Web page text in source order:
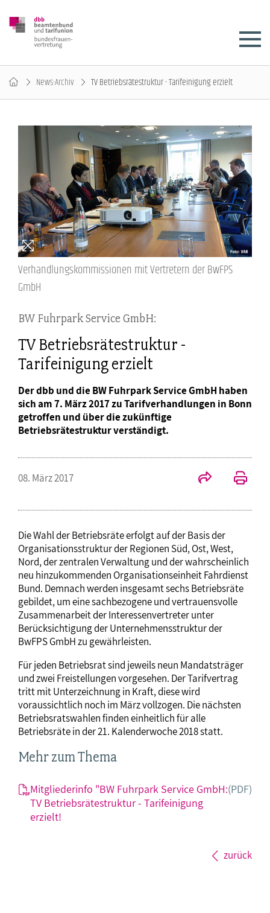
News-Archiv TV Betriebsrätestruktur - Tarifeinigung erzielt
Verhandlungskommissionen mit Vertretern der BwFPS
GmbH
BW Fuhrpark Service GmbH:
TV Betriebsrätestruktur -
Tarifeinigung erzielt
Der dbb und die BW Fuhrpark Service GmbH haben
sich am 7. März 2017 zu Tarifverhandlungen in Bonn
getroffen und über die zukünftige
Betriebsrätestruktur verständigt.
08. März 2017
Die Wahl der Betriebsräte erfolgt auf der Basis der
Organisationsstruktur der Regionen Süd, Ost, West,
Nord, der zentralen Verwaltung und der wahrscheinlich
neu hinzukommenden Organisationseinheit Fahrdienst
Bund. Demnach werden insgesamt sechs Betriebsräte
gebildet, um eine sachbezogene und vertrauensvolle
Zusammenarbeit der Interessenvertreter unter
Berücksichtigung der Unternehmensstruktur der
BwFPS GmbH zu gewährleisten.
Für jeden Betriebsrat sind jeweils neun Mandatsträger
und zwei Freistellungen vorgesehen. Der Tarifvertrag
tritt mit Unterzeichnung in Kraft, diese wird
voraussichtlich noch im März vollzogen. Die nächsten
Betriebsratswahlen finden einheitlich für alle
Betriebsräte in der 21. Kalenderwoche 2018 statt.
Mehr zum Thema
Mitgliederinfo "BW Fuhrpark Service GmbH:
TV Betriebsrätestruktur - Tarifeinigung
erzielt!
(PDF)
zurück